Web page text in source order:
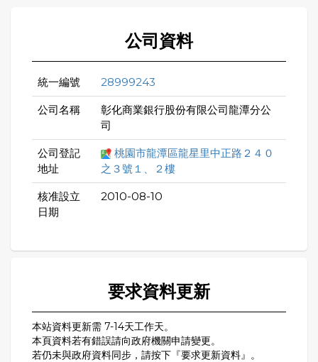
公司資料
統一編號 28999243
公司名稱
彰化商業銀行股份有限公司龍潭分公
司
公司登記
地址
桃園市龍潭區龍星里中正路２４０
之３號１、２樓
核准設立
日期
2010-08-10
要求資料更新
本站資料更新需 7-14天工作天。
本頁資料若有錯誤請向政府機關申請變更。
若仍未與政府資料同步，請按下『要求更新資料』。